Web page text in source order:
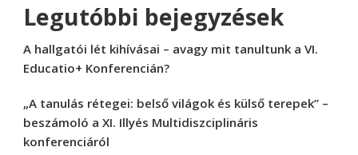
Legutóbbi bejegyzések
A hallgatói lét kihívásai – avagy mit tanultunk a VI.
Educatio+ Konferencián?
„A tanulás rétegei: belső világok és külső terepek” –
beszámoló a XI. Illyés Multidiszciplináris
konferenciáról